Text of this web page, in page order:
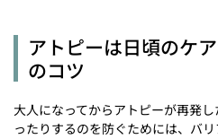
アトピーは日頃のケ
のコツ
大人になってからアトピーが再発
ったりするのを防ぐためには、バ